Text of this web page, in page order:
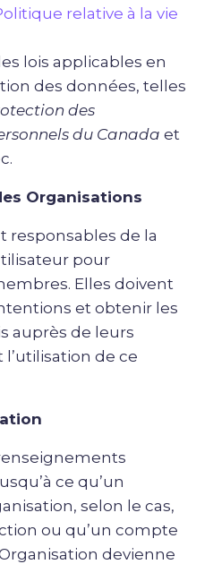
relative à la vie
lois applicables en
des données, telles
des
du Canada et
Organisations
responsables de la
pour
Elles doivent
et obtenir les
auprès de leurs
de ce
ce qu’un
selon le cas,
ou qu’un compte
devienne